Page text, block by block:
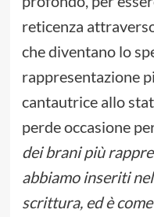
reticenza
che diventano lo
rappresentazione
cantautrice allo
perde occasione
dei brani più
abbiamo inseriti
scrittura, ed è